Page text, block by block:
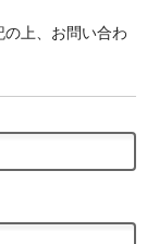
上、お問い合わ